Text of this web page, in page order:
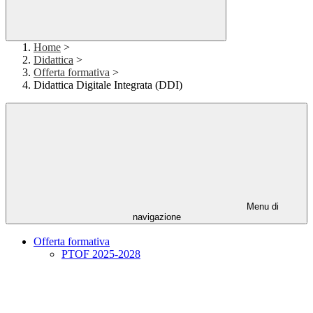
Home >
Didattica >
Offerta formativa >
Didattica Digitale Integrata (DDI)
Menu di
navigazione
Offerta formativa
PTOF 2025-2028